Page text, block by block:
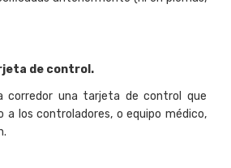
de control.
corredor una tarjeta de control que
a los controladores, o equipo médico,